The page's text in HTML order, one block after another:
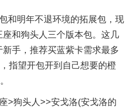
和明年不退环境的拓展包，现
和狗头人三个版本包。这几
手，推荐买蓝紫卡需求最多
指望开包开到自己想要的橙
>狗头人>>安戈洛(安戈洛的